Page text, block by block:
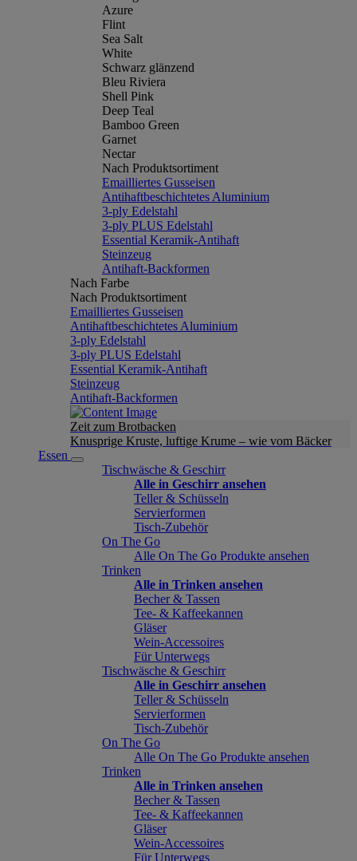
Azure
Flint
Sea Salt
White
Schwarz glänzend
Bleu Riviera
Shell Pink
Deep Teal
Bamboo Green
Garnet
Nectar
Nach Produktsortiment
Emailliertes Gusseisen
Antihaftbeschichtetes Aluminium
3-ply Edelstahl
3-ply PLUS Edelstahl
Essential Keramik-Antihaft
Steinzeug
Antihaft-Backformen
Nach Farbe
Nach Produktsortiment
Emailliertes Gusseisen
Antihaftbeschichtetes Aluminium
3-ply Edelstahl
3-ply PLUS Edelstahl
Essential Keramik-Antihaft
Steinzeug
Antihaft-Backformen
Zeit zum Brotbacken
Knusprige Kruste, luftige Krume – wie vom Bäcker
Essen
Tischwäsche & Geschirr
Alle in Geschirr ansehen
Teller & Schüsseln
Servierformen
Tisch-Zubehör
On The Go
Alle On The Go Produkte ansehen
Trinken
Alle in Trinken ansehen
Becher & Tassen
Tee- & Kaffeekannen
Gläser
Wein-Accessoires
Für Unterwegs
Tischwäsche & Geschirr
Alle in Geschirr ansehen
Teller & Schüsseln
Servierformen
Tisch-Zubehör
On The Go
Alle On The Go Produkte ansehen
Trinken
Alle in Trinken ansehen
Becher & Tassen
Tee- & Kaffeekannen
Gläser
Wein-Accessoires
Für Unterwegs